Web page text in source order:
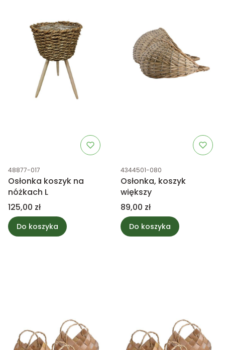
Kod produktu
48877-017
Osłonka koszyk na
nóżkach L
Cena
125,00 zł
Do koszyka
Kod produktu
4344501-080
Osłonka, koszyk
większy
Cena
89,00 zł
Do koszyka